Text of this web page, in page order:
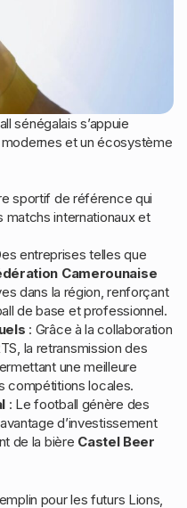
sénégalais s’appuie
et un écosystème
sportif de référence qui
internationaux et
entreprises telles que
Camerounaise
dans la région, renforçant
de base et professionnel.
: Grâce à la collaboration
la retransmission des
une meilleure
compétitions locales.
: Le football génère des
d’investissement
de la bière Castel Beer
pour les futurs Lions,